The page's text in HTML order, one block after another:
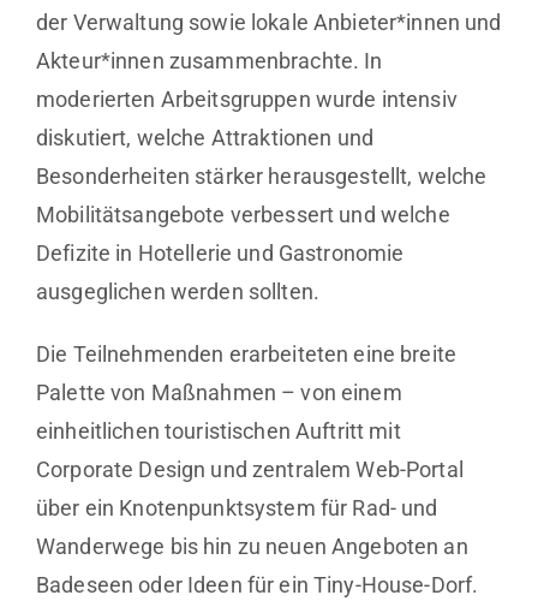
der Verwaltung sowie lokale Anbieter*innen und
Akteur*innen zusammenbrachte. In
moderierten Arbeitsgruppen wurde intensiv
diskutiert, welche Attraktionen und
Besonderheiten stärker herausgestellt, welche
Mobilitätsangebote verbessert und welche
Defizite in Hotellerie und Gastronomie
ausgeglichen werden sollten.
Die Teilnehmenden erarbeiteten eine breite
Palette von Maßnahmen – von einem
einheitlichen touristischen Auftritt mit
Corporate Design und zentralem Web-Portal
über ein Knotenpunktsystem für Rad- und
Wanderwege bis hin zu neuen Angeboten an
Badeseen oder Ideen für ein Tiny-House-Dorf.